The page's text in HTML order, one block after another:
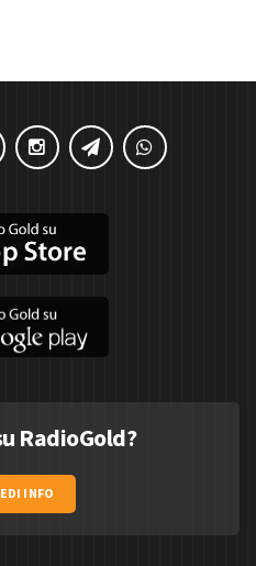
RadioGold?
INFO